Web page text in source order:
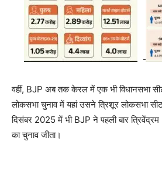
वहीं, BJP अब तक केरल में एक भी विधानसभा
लोकसभा चुनाव में यहां उसने त्रिशूर लोकसभा
दिसंबर 2025 में भी BJP ने पहली बार
का चुनाव जीता।